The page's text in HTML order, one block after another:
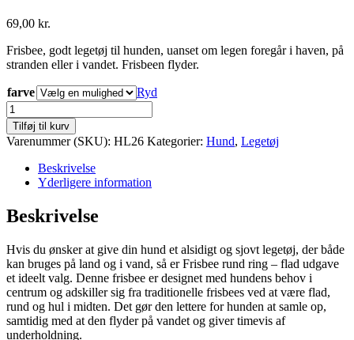
69,00 kr.
Frisbee, godt legetøj til hunden, uanset om legen foregår i haven, på
stranden eller i vandet. Frisbeen flyder.
farve
Ryd
Frisbee
rund
ring
antal
Tilføj til kurv
Varenummer (SKU): HL26 Kategorier: Hund, Legetøj
Beskrivelse
Yderligere information
Beskrivelse
Hvis du ønsker at give din hund et alsidigt og sjovt legetøj, der både
kan bruges på land og i vand, så er Frisbee rund ring – flad udgave
et ideelt valg. Denne frisbee er designet med hundens behov i
centrum og adskiller sig fra traditionelle frisbees ved at være flad,
rund og hul i midten. Det gør den lettere for hunden at samle op,
samtidig med at den flyder på vandet og giver timevis af
underholdning.